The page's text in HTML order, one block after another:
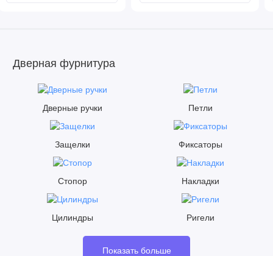
Дверная фурнитура
Дверные ручки Петли
Защелки Фиксаторы
Стопор Накладки
Цилиндры Ригели
Показать больше